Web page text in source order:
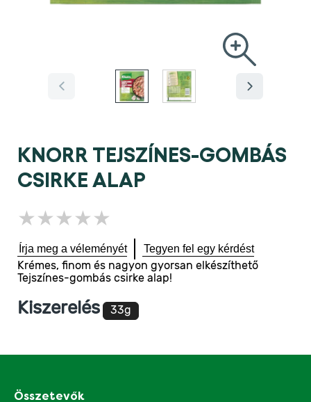
KNORR TEJSZÍNES-GOMBÁS
CSIRKE ALAP
Nem
küldtek
értékelést
ehhez
a(z)
elemhez
Írja meg a véleményét Tegyen fel egy kérdést
Krémes, finom és nagyon gyorsan elkészíthető
Tejszínes-gombás csirke alap!
Kiszerelés 33g
Összetevők